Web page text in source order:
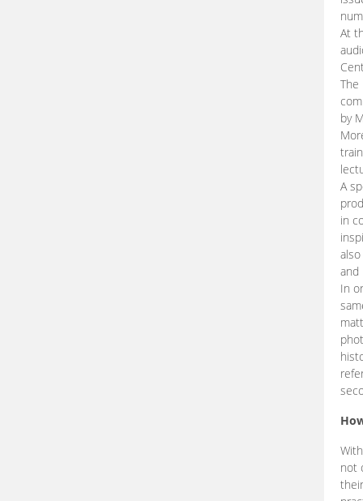
At
The
by
A
in
and
In
not